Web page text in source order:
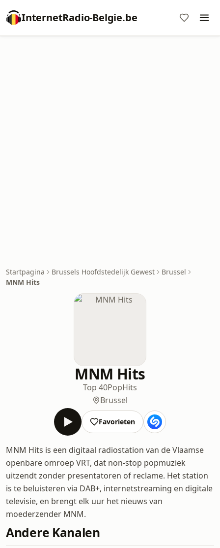
InternetRadio-Belgie.be
Startpagina Brussels Hoofdstedelijk Gewest
Brussel
MNM Hits
MNM Hits
Top 40PopHits
Brussel
Favorieten
MNM Hits is een digitaal radiostation van de Vlaamse
openbare omroep VRT, dat non-stop popmuziek
uitzendt zonder presentatoren of reclame. Het station
is te beluisteren via DAB+, internetstreaming en digitale
televisie, en brengt elk uur het nieuws van
moederzender MNM.
Andere Kanalen